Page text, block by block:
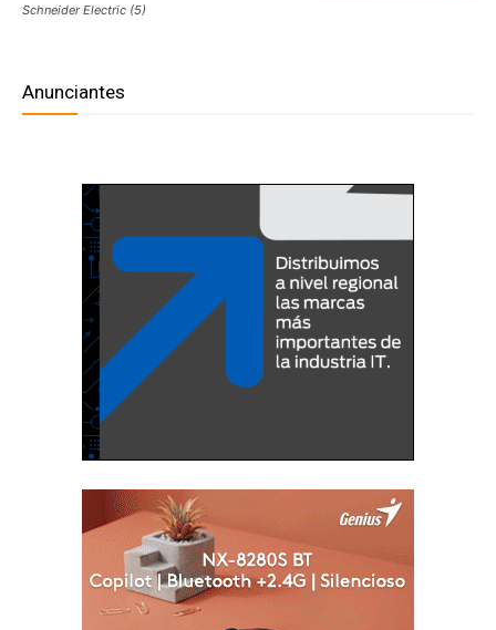
Schneider Electric (5)
Anunciantes